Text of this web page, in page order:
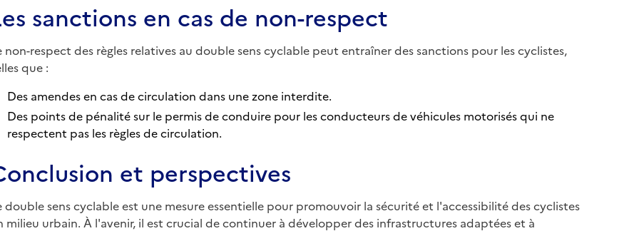
sanctions en cas de non-respect
non-respect des règles relatives au double sens cyclable peut entraîner des sanctions pour les cyclistes,
que :
Des amendes en cas de circulation dans une zone interdite.
Des points de pénalité sur le permis de conduire pour les conducteurs de véhicules motorisés qui ne
respectent pas les règles de circulation.
et perspectives
double sens cyclable est une mesure essentielle pour promouvoir la sécurité et l'accessibilité des cyclistes
milieu urbain. À l'avenir, il est crucial de continuer à développer des infrastructures adaptées et à